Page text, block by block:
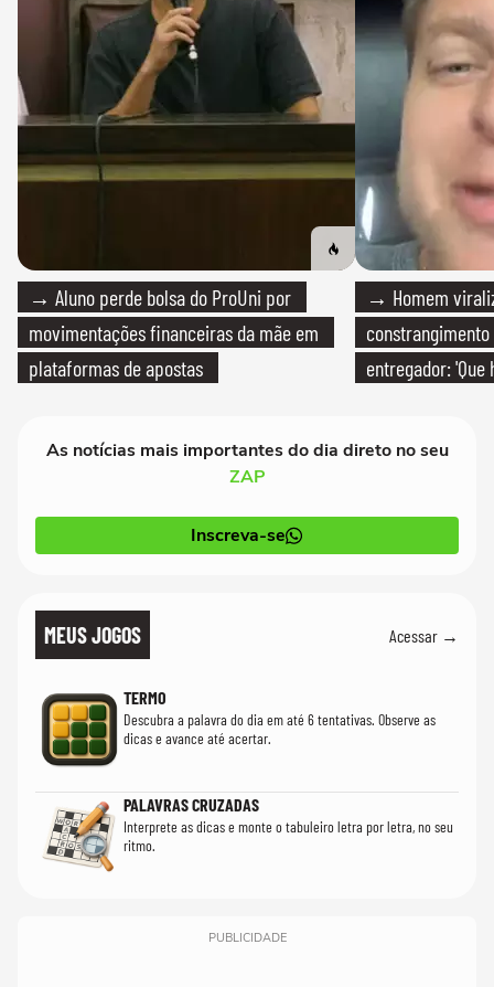
→ Aluno perde bolsa do ProUni por
movimentações financeiras da mãe em
plataformas de apostas
→ Homem
entregador: 'Que
As notícias mais importantes do dia direto no seu
ZAP
Inscreva-se
MEUS JOGOS Acessar →
TERMO
Descubra a palavra do dia em até 6 tentativas. Observe as
dicas e avance até acertar.
PALAVRAS CRUZADAS
Interprete as dicas e monte o tabuleiro letra por letra, no seu
ritmo.
PUBLICIDADE